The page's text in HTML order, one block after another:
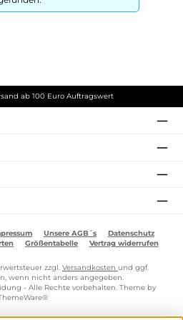
ab 100 Euro Auftragswert
Unsere AGB´s
Datenschutz
Größentabelle Vertrag widerrufen
zzgl. Versandkosten und ggf.
wenn nicht anders angegeben.
- Alle Rechte vorbehalten. Theme by